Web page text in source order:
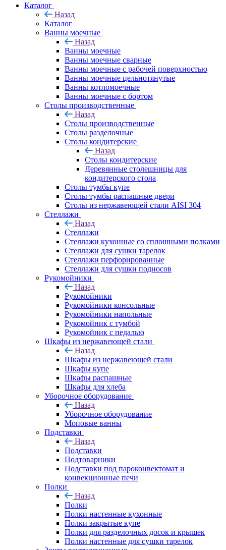
Каталог
Назад
Каталог
Ванны моечные
Назад
Ванны моечные
Ванны моечные сварные
Ванны моечные с рабочей поверхностью
Ванны моечные цельнотянутые
Ванны котломоечные
Ванны моечные с бортом
Столы производственные
Назад
Столы производственные
Столы разделочные
Столы кондитерские
Назад
Столы кондитерские
Деревянные столешницы для
кондитерского стола
Столы тумбы купе
Столы тумбы распашные двери
Столы из нержавеющей стали AISI 304
Стеллажи
Назад
Стеллажи
Стеллажи кухонные со сплошными полками
Стеллажи для сушки тарелок
Стеллажи перфорированные
Стеллажи для сушки подносов
Рукомойники
Назад
Рукомойники
Рукомойники консольные
Рукомойники напольные
Рукомойник с тумбой
Рукомойник с педалью
Шкафы из нержавеющей стали
Назад
Шкафы из нержавеющей стали
Шкафы купе
Шкафы распашные
Шкафы для хлеба
Уборочное оборудование
Назад
Уборочное оборудование
Моповые ванны
Подставки
Назад
Подставки
Подтоварники
Подставки под пароконвектомат и
конвекционные печи
Полки
Назад
Полки
Полки настенные кухонные
Полки закрытые купе
Полки для разделочных досок и крышек
Полки настенные для сушки тарелок